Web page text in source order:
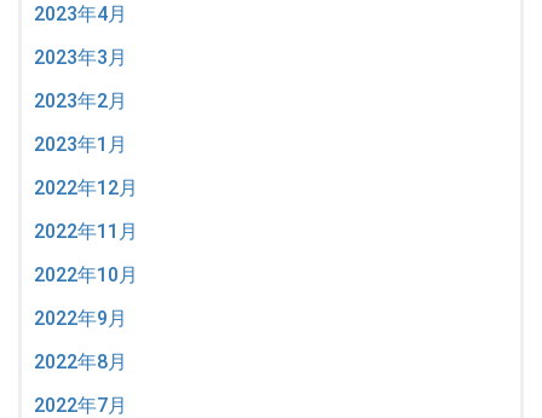
2023年4月
2023年3月
2023年2月
2023年1月
2022年12月
2022年11月
2022年10月
2022年9月
2022年8月
2022年7月